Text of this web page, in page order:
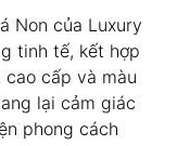
Non của Luxury
tinh tế, kết hợp
cấp và màu
lại cảm giác
phong cách